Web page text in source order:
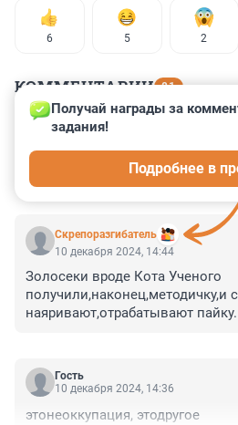
6 5 2
КОММЕНТАРИИ 81
Гость
не останавливайтесь!
Скрепоразгибатель
Получай награды за
задания!
Подробнее в
10 декабря 2024, 14:44
Золосеки вроде Кота Ученого
получили,наконец,методичку,и
наяривают,отрабатывают пайку.
Гость
10 декабря 2024, 14:36
этонеоккупация, этодругое